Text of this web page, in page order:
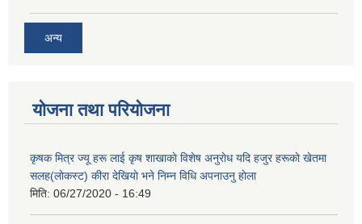
अन्य
योजना तथा परियोजना
कृषक मित्र ज्यू हरू लाई कृष शाखाकाे विशेष अनुराेध यदि हजुर हरूकाे खेतमा
सलह(लाेकस्ट) कीरा देखियाे भने निम्न विधि अपनाउनु हाेला
मिति: 06/27/2020 - 16:49